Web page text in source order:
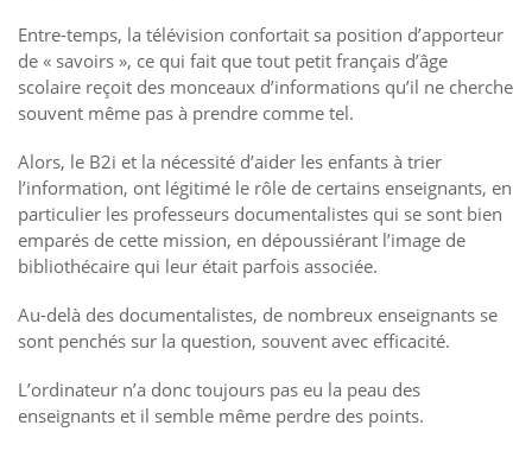
Entre-temps, la télévision confortait sa position d’apporteur
de « savoirs », ce qui fait que tout petit français d’âge
scolaire reçoit des monceaux d’informations qu’il ne cherche
souvent même pas à prendre comme tel.
Alors, le B2i et la nécessité d’aider les enfants à trier
l’information, ont légitimé le rôle de certains enseignants, en
particulier les professeurs documentalistes qui se sont bien
emparés de cette mission, en dépoussiérant l’image de
bibliothécaire qui leur était parfois associée.
Au-delà des documentalistes, de nombreux enseignants se
sont penchés sur la question, souvent avec efficacité.
L’ordinateur n’a donc toujours pas eu la peau des
enseignants et il semble même perdre des points.